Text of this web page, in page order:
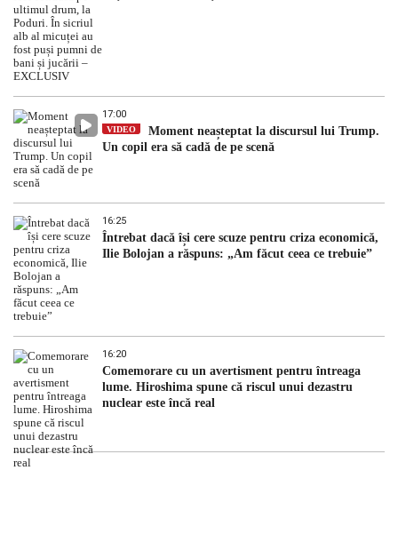
17:00
VIDEO
Moment neașteptat la discursul lui Trump.
Un copil era să cadă de pe scenă
16:25
Întrebat dacă își cere scuze pentru criza economică,
Ilie Bolojan a răspuns: „Am făcut ceea ce trebuie”
16:20
Comemorare cu un avertisment pentru întreaga
lume. Hiroshima spune că riscul unui dezastru
nuclear este încă real